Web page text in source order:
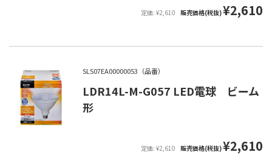
定価: ¥2,610 販売価格(税抜)¥2,610
SLS07EA00000053（品番）
LDR14L-M-G057 LED電球 ビーム
形
定価: ¥2,610 販売価格(税抜)¥2,610